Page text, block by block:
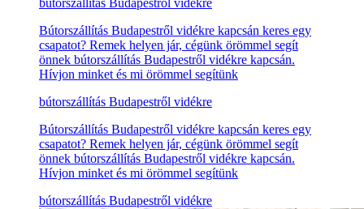
bútorszállítás Budapestről vidékre
Bútorszállítás Budapestről vidékre kapcsán keres egy
csapatot? Remek helyen jár, cégünk örömmel segít
önnek bútorszállítás Budapestről vidékre kapcsán.
Hívjon minket és mi örömmel segítünk
bútorszállítás Budapestről vidékre
Bútorszállítás Budapestről vidékre kapcsán keres egy
csapatot? Remek helyen jár, cégünk örömmel segít
önnek bútorszállítás Budapestről vidékre kapcsán.
Hívjon minket és mi örömmel segítünk
bútorszállítás Budapestről vidékre